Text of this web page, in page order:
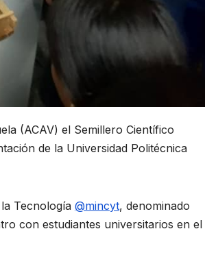
(ACAV) el Semillero Científico
de la Universidad Politécnica
Tecnología @mincyt, denominado
con estudiantes universitarios en el